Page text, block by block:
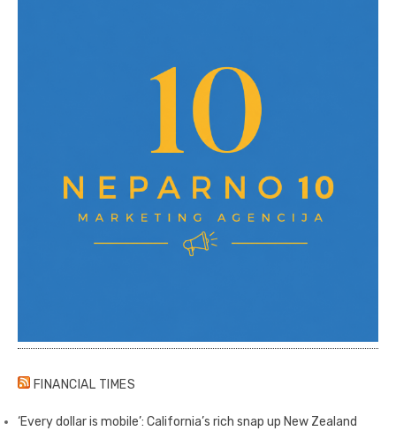
FINANCIAL TIMES
‘Every dollar is mobile’: California’s rich snap up New Zealand